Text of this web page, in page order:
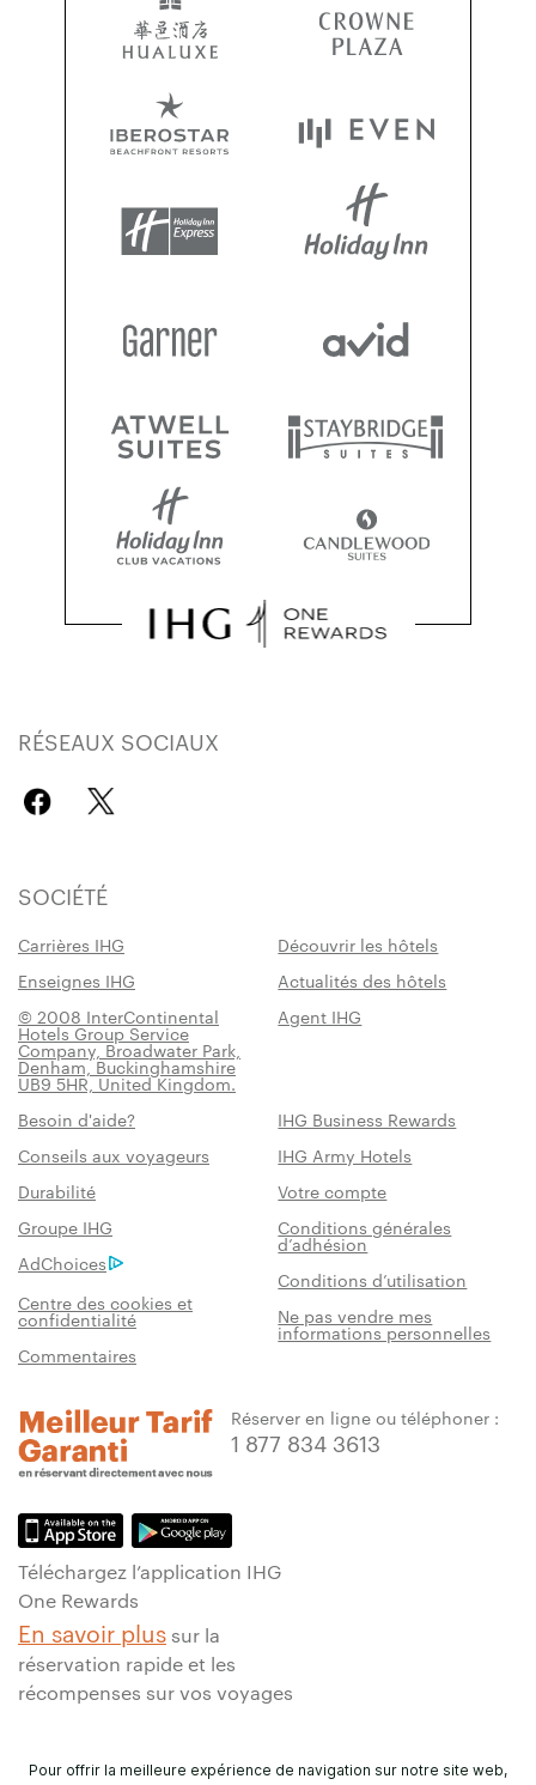
RÉSEAUX SOCIAUX
SOCIÉTÉ
Carrières IHG
Découvrir les hôtels
Enseignes IHG
Actualités des hôtels
© 2008 InterContinental
Hotels Group Service
Company, Broadwater Park,
Denham, Buckinghamshire
UB9 5HR, United Kingdom.
Agent IHG
Besoin d'aide?
IHG Business Rewards
Conseils aux voyageurs
IHG Army Hotels
Durabilité
Votre compte
Groupe IHG
Conditions générales
d’adhésion
AdChoices
Conditions d’utilisation
Centre des cookies et
confidentialité Ne pas vendre mes
informations personnelles
Commentaires
Réserver en ligne ou téléphoner :
1 877 834 3613
Téléchargez l’application IHG
One Rewards
En savoir plus sur la
réservation rapide et les
récompenses sur vos voyages
Pour offrir la meilleure expérience de navigation sur notre site web,